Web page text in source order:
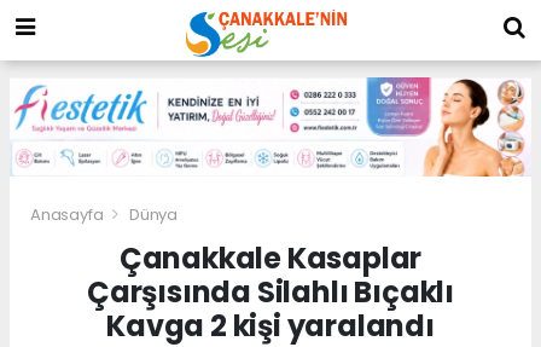
Anasayfa Dünya
Çanakkale Kasaplar
Çarşısında Silahlı Bıçaklı
Kavga 2 kişi yaralandı